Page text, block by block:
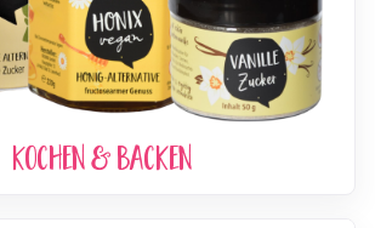
Kochen & Backen